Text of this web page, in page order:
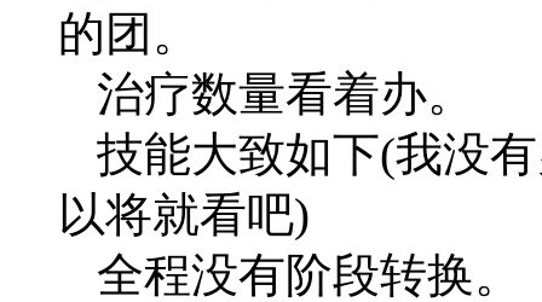
的团。
治疗数量看着办。
技能大致如下(我没
以将就看吧)
全程没有阶段转换。